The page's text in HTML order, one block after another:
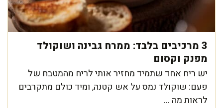
3 מרכיבים בלבד: ממרח גבינה ושוקולד
מפנק וקסום
יש ריח אחד שתמיד מחזיר אותי לריח מהמטבח של
פעם: שוקולד נמס על אש קטנה, ומיד כולם מתקרבים
לראות מה ...